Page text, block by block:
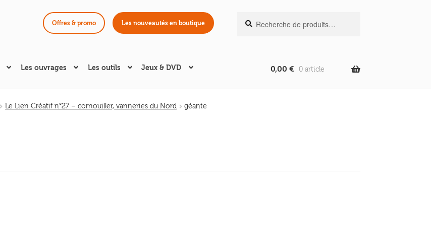
Offres & promo Les nouveautés en boutique
pour :
Recherche
Les ouvrages Les outils Jeux & DVD 0,00 € 0 article
Le Lien Créatif n°27 – cornouiller, vanneries du Nord géante